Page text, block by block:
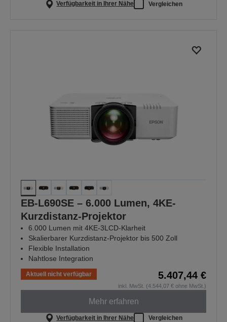
Verfügbarkeit in Ihrer Nähe Vergleichen
EB-L690SE – 6.000 Lumen, 4KE-
Kurzdistanz-Projektor
6.000 Lumen mit 4KE-3LCD-Klarheit
Skalierbarer Kurzdistanz-Projektor bis 500 Zoll
Flexible Installation
Nahtlose Integration
Aktuell nicht verfügbar 5.407,44 €
inkl. MwSt. (4.544,07 € ohne MwSt.)
Mehr erfahren
Verfügbarkeit in Ihrer Nähe Vergleichen